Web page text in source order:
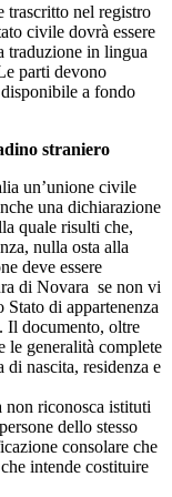
trascritto nel registro
civile dovrà essere
traduzione in lingua
parti devono
a fondo
straniero
un’unione civile
una dichiarazione
quale risulti che,
nulla osta alla
deve essere
di Novara se non vi
di appartenenza
Il documento, oltre
le generalità complete
di nascita, residenza e
non riconosca istituti
dello stesso
consolare che
intende costituire